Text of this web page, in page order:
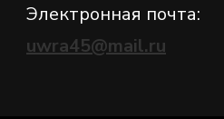
Электронная
uwra45@mail.ru